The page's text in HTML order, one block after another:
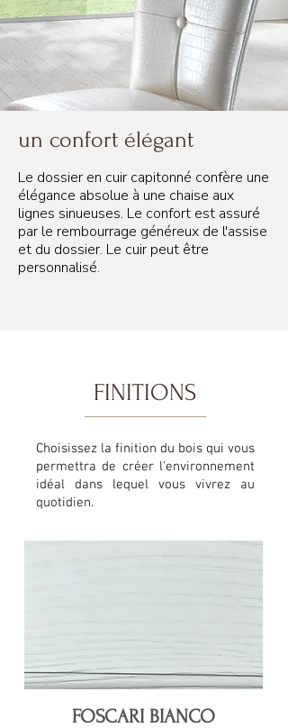
un confort élégant
Le dossier en cuir capitonné confère une
élégance absolue à une chaise aux
lignes sinueuses. Le confort est assuré
par le rembourrage généreux de l'assise
et du dossier. Le cuir peut être
personnalisé.
FINITIONS
Choisissez la finition du bois qui vous
permettra de créer l'environnement
idéal dans lequel vous vivrez au
quotidien.
FOSCARI BIANCO